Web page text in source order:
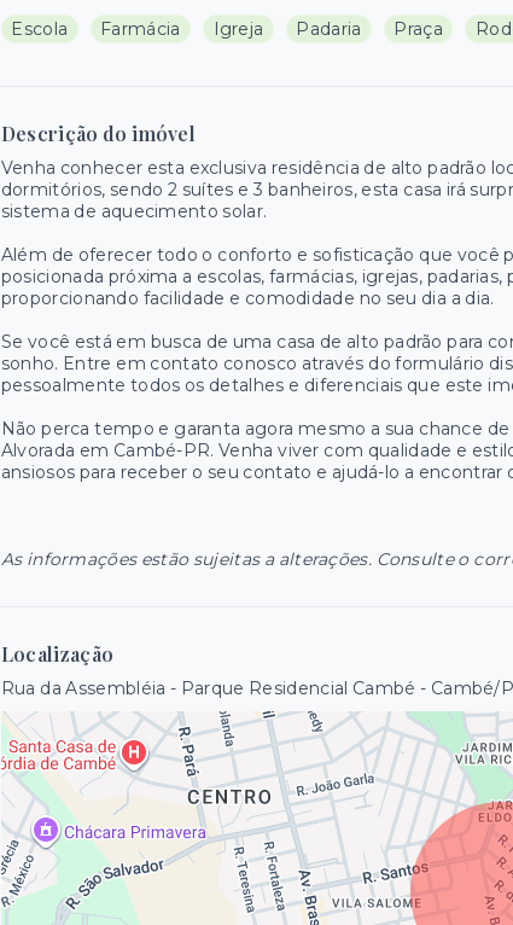
Escola Farmácia Igreja Padaria Praça
Descrição do imóvel
Venha conhecer esta exclusiva residência de alto padrão
dormitórios, sendo 2 suítes e 3 banheiros, esta casa irá
sistema de aquecimento solar.
Além de oferecer todo o conforto e sofisticação que você
posicionada próxima a escolas, farmácias, igrejas,
proporcionando facilidade e comodidade no seu dia a dia.
Se você está em busca de uma casa de alto padrão para
sonho. Entre em contato conosco através do formulário
pessoalmente todos os detalhes e diferenciais que este
Não perca tempo e garanta agora mesmo a sua chance
Alvorada em Cambé-PR. Venha viver com qualidade e
ansiosos para receber o seu contato e ajudá-lo a encontrar
As informações estão sujeitas a alterações. Consulte o
Localização
Rua da Assembléia - Parque Residencial Cambé - Cambé/